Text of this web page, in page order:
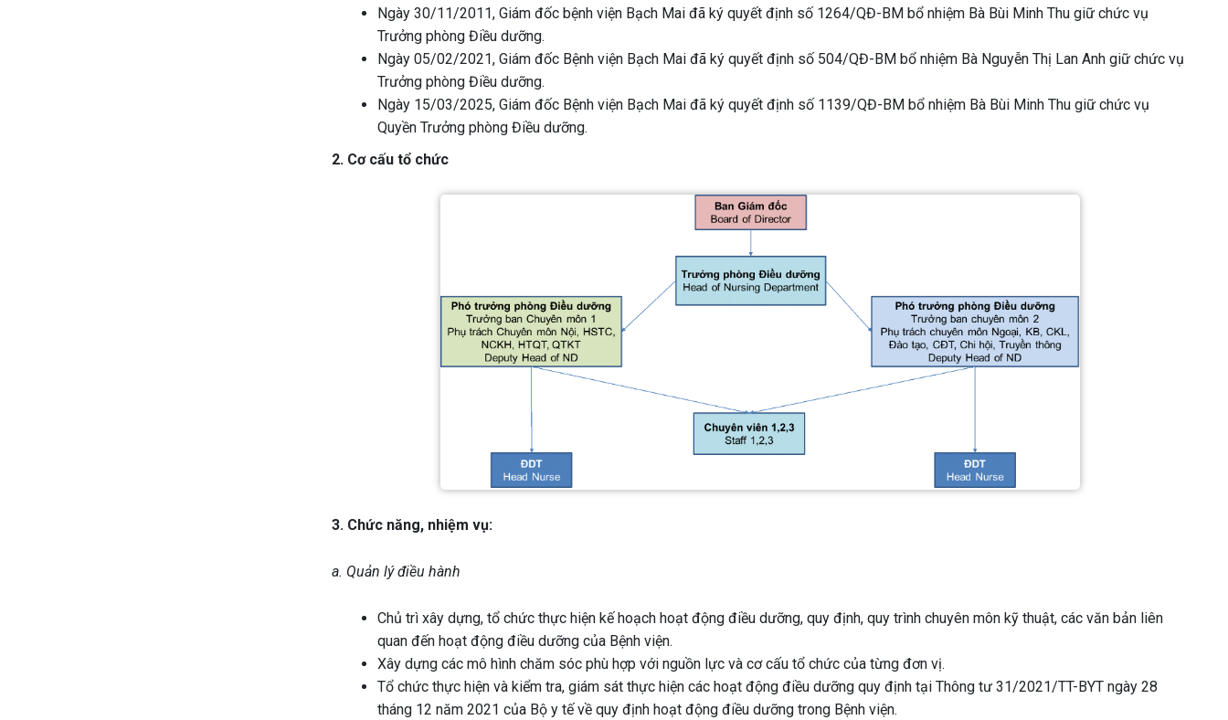
Ngày 30/11/2011, Giám đốc bệnh viện Bạch Mai đã ký quyết định số 1264/QĐ-BM bổ nhiệm Bà Bùi Minh Thu giữ chức vụ
Trưởng phòng Điều dưỡng.
Ngày 05/02/2021, Giám đốc Bệnh viện Bạch Mai đã ký quyết định số 504/QĐ-BM bổ nhiệm Bà Nguyễn Thị Lan Anh giữ chức vụ
Trưởng phòng Điều dưỡng.
Ngày 15/03/2025, Giám đốc Bệnh viện Bạch Mai đã ký quyết định số 1139/QĐ-BM bổ nhiệm Bà Bùi Minh Thu giữ chức vụ
Quyền Trưởng phòng Điều dưỡng.
2. Cơ cấu tổ chức
3. Chức năng, nhiệm vụ:
a. Quản lý điều hành
Chủ trì xây dựng, tổ chức thực hiện kế hoạch hoạt động điều dưỡng, quy định, quy trình chuyên môn kỹ thuật, các văn bản liên
quan đến hoạt động điều dưỡng của Bệnh viện.
Xây dựng các mô hình chăm sóc phù hợp với nguồn lực và cơ cấu tổ chức của từng đơn vị.
Tổ chức thực hiện và kiểm tra, giám sát thực hiện các hoạt động điều dưỡng quy định tại Thông tư 31/2021/TT-BYT ngày 28
tháng 12 năm 2021 của Bộ y tế về quy định hoạt động điều dưỡng trong Bệnh viện.